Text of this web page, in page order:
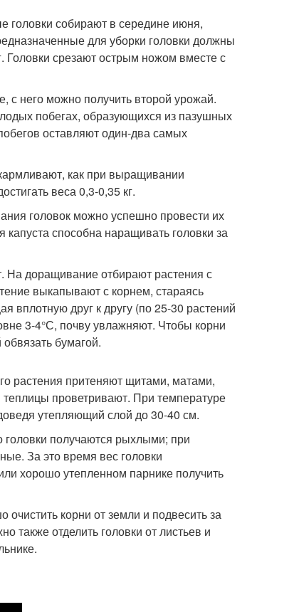
головки собирают в середине июня,
для уборки головки должны
срезают острым ножом вместе с
с него можно получить второй урожай.
побегах, образующихся из пазушных
оставляют один-два самых
как при выращивании
веса 0,3-0,35 кг.
головок можно успешно провести их
способна наращивать головки за
На доращивание отбирают растения с
выкапывают с корнем, стараясь
вплотную друг к другу (по 25-30 растений
3-4°С, почву увлажняют. Чтобы корни
бумагой.
растения притеняют щитами, матами,
проветривают. При температуре
утепляющий слой до 30-40 см.
головки получаются рыхлыми; при
За это время вес головки
хорошо утепленном парнике получить
очистить корни от земли и подвесить за
также отделить головки от листьев и